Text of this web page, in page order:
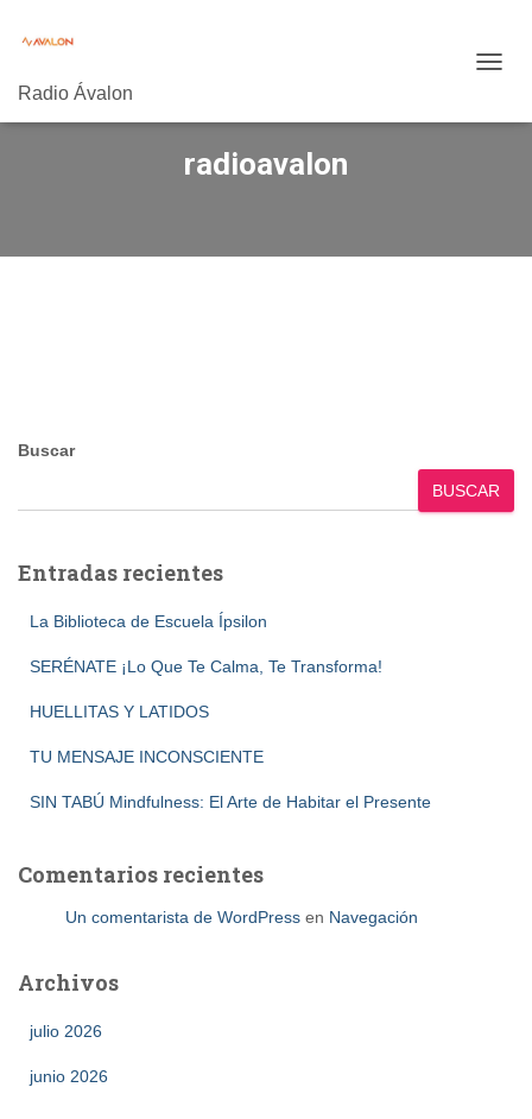
Radio Ávalon
DE
radioavalon
Buscar
BUSCAR
Entradas recientes
La Biblioteca de Escuela Ípsilon
SERÉNATE ¡Lo Que Te Calma, Te Transforma!
HUELLITAS Y LATIDOS
TU MENSAJE INCONSCIENTE
SIN TABÚ Mindfulness: El Arte de Habitar el Presente
Comentarios recientes
Un comentarista de WordPress en Navegación
Archivos
julio 2026
junio 2026